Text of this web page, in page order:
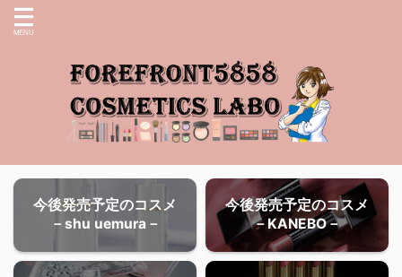
今後発売予定のコスメ
－shu uemura－
今後発売予定のコスメ
－KANEBO－